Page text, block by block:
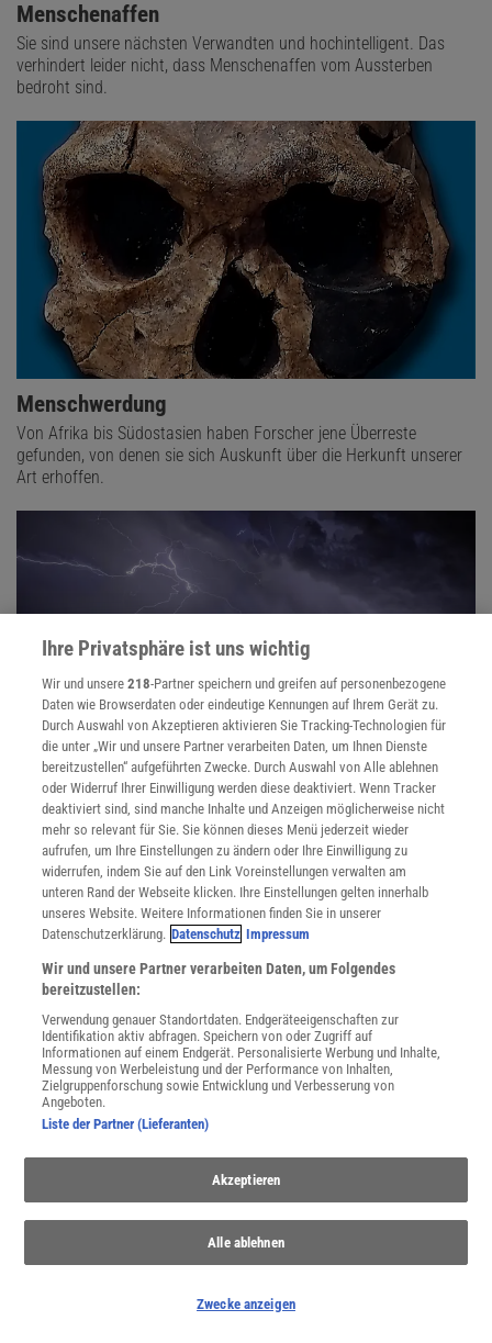
Menschenaffen
Sie sind unsere nächsten Verwandten und hochintelligent. Das
verhindert leider nicht, dass Menschenaffen vom Aussterben
bedroht sind.
Menschwerdung
Von Afrika bis Südostasien haben Forscher jene Überreste
gefunden, von denen sie sich Auskunft über die Herkunft unserer
Art erhoffen.
Das Wetter
Warum war der letzte Winter so warm - oder kalt? Kann man das
Sommerwetter im Frühling vorhersagen? Wie wirkt Regen auf
unser Gemüt? Das Wetter bestimmt unseren Alltag.
Ihre Privatsphäre ist uns wichtig
Wir und unsere218-Partner speichern und greifen auf personenbezogene
Daten wie Browserdaten oder eindeutige Kennungen auf Ihrem Gerät zu.
Durch Auswahl von Akzeptieren aktivieren Sie Tracking-Technologien für
die unter „Wir und unsere Partner verarbeiten Daten, um Ihnen Dienste
bereitzustellen“ aufgeführten Zwecke. Durch Auswahl von Alle ablehnen
oder Widerruf Ihrer Einwilligung werden diese deaktiviert. Wenn Tracker
deaktiviert sind, sind manche Inhalte und Anzeigen möglicherweise nicht
mehr so relevant für Sie. Sie können dieses Menü jederzeit wieder
aufrufen, um Ihre Einstellungen zu ändern oder Ihre Einwilligung zu
widerrufen, indem Sie auf den Link Voreinstellungen verwalten am
unteren Rand der Webseite klicken. Ihre Einstellungen gelten innerhalb
unseres Website. Weitere Informationen finden Sie in unserer
Datenschutzerklärung. Datenschutz Impressum
Wir und unsere Partner verarbeiten Daten, um Folgendes
bereitzustellen:
Verwendung genauer Standortdaten. Endgeräteeigenschaften zur
Identifikation aktiv abfragen. Speichern von oder Zugriff auf
Informationen auf einem Endgerät. Personalisierte Werbung und Inhalte,
Messung von Werbeleistung und der Performance von Inhalten,
Zielgruppenforschung sowie Entwicklung und Verbesserung von
Angeboten.
Liste der Partner (Lieferanten)
Akzeptieren
Alle ablehnen
Zwecke anzeigen